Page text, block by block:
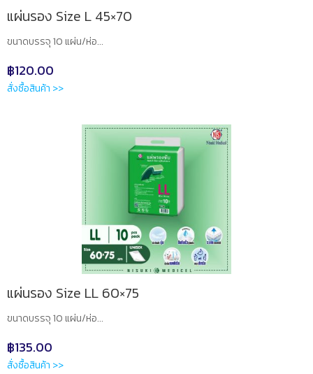
แผ่นรอง Size L 45×70
ขนาดบรรจุ 10 แผ่น/ห่อ...
฿120.00
สั่งซื้อสินค้า >>
แผ่นรอง Size LL 60×75
ขนาดบรรจุ 10 แผ่น/ห่อ...
฿135.00
สั่งซื้อสินค้า >>